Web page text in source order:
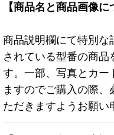
【商品名と商品画像に
商品説明欄にて特別な
されている型番の商品
す。一部、写真とカー
ますのでご購入の際
ただきますようお願い